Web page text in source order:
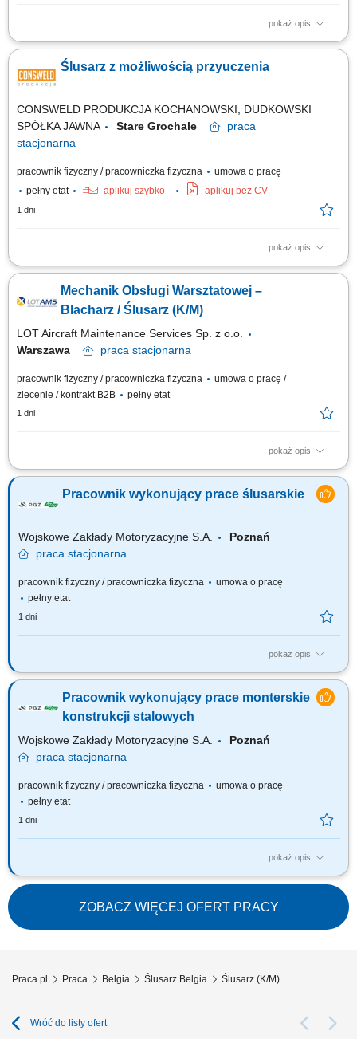
pokaż opis
montaż i składanie zabudów specjalistycznych do pojazdów
schematów montażowych, cięcie, dopasowywanie i łączenie profili
aluminiowych, wykonywanie szczepień i krótkich spawów metodą MIG
Ślusarz z możliwością przyuczenia
CONSWELD PRODUKCJA KOCHANOWSKI, DUDKOWSKI
SPÓŁKA JAWNA
Stare Grochale
praca
stacjonarna
pracownik fizyczny / pracowniczka fizyczna
umowa o pracę
pełny etat
aplikuj szybko aplikuj bez CV
1 dni
pokaż opis
Zakres obowiązków: Prace ślusarskie w zakresie: Wiercenia;
wykańczające elementów wycinanych laserowo w zakresie: Polerowania;
Szlifowania;
Mechanik Obsługi Warsztatowej –
Blacharz / Ślusarz (K/M)
LOT Aircraft Maintenance Services Sp. z o.o.
Warszawa
praca stacjonarna
pracownik fizyczny / pracowniczka fizyczna
umowa o pracę /
zlecenie / kontrakt B2B
pełny etat
1 dni
pokaż opis
Obowiązki na stanowisku: Naprawa struktur części lotniczych zgodnie z
elementów. Mechaniczne i chemiczne usuwanie powłok
zabezpieczających. Realizacja zadań zgodnie z zamówieniami i
Pracownik wykonujący prace ślusarskie
Wojskowe Zakłady Motoryzacyjne S.A.
Poznań
praca stacjonarna
pracownik fizyczny / pracowniczka fizyczna
umowa o pracę
pełny etat
1 dni
pokaż opis
Zakres zadań podstawowych: praca indywidualna oraz zespołowa przy
spawalniczym konstrukcji stalowych, prace transportowe.
Pracownik wykonujący prace monterskie
konstrukcji stalowych
Wojskowe Zakłady Motoryzacyjne S.A.
Poznań
praca stacjonarna
pracownik fizyczny / pracowniczka fizyczna
umowa o pracę
pełny etat
1 dni
pokaż opis
Zakres zadań podstawowych: przygotowanie oraz montaż konstrukcji
stalowych do spawania zgodnie z dokumentacją technologiczną,
składanie, sczepianie oraz trasowanie elementów konstrukcji stalowych,
obsługa elektronarzędzi i narzędzi warsztatowych wykorzystywanych
przy produkcji konstrukcji...
ZOBACZ WIĘCEJ OFERT PRACY
Praca.pl Praca Belgia Ślusarz Belgia Ślusarz (K/M)
Wróć do listy ofert